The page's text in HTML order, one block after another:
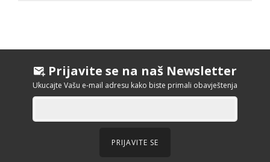
Prijavite se na naš Newsletter
Ukucajte Vašu e-mail adresu kako biste primali obavještenja
PRIJAVITE SE